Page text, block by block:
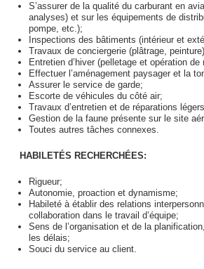
S’assurer de la qualité du carburant en
analyses) et sur les équipements de
pompe, etc.);
Inspections des bâtiments (intérieur et
Travaux de conciergerie (plâtrage,
Entretien d’hiver (pelletage et opération de
Effectuer l’aménagement paysager et la
Assurer le service de garde;
Escorte de véhicules du côté air;
Travaux d’entretien et de réparations
Gestion de la faune présente sur le site
Toutes autres tâches connexes.
HABILETÉS RECHERCHÉES:
Rigueur;
Autonomie, proaction et dynamisme;
Habileté à établir des relations
collaboration dans le travail d’équipe;
Sens de l’organisation et de la
les délais;
Souci du service au client.